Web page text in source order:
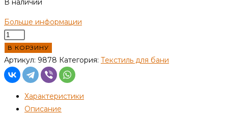
В наличии
Больше информации
Количество
товара
Шапка
для
бани
"Классическая"
светлая
В КОРЗИНУ
Артикул: 9878 Категория: Текстиль для бани
Характеристики
Описание